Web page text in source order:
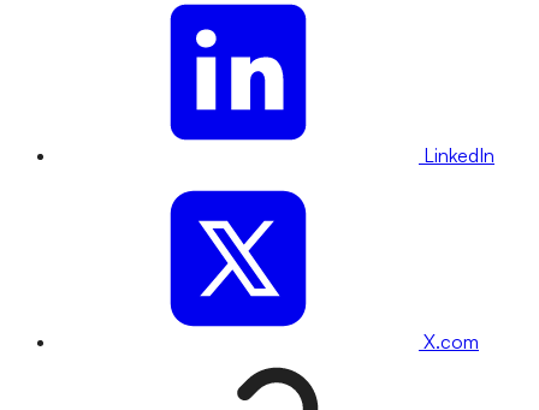
LinkedIn
X.com